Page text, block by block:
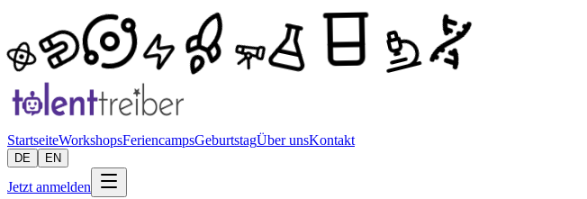
StartseiteWorkshopsFeriencampsGeburtstagÜber unsKontakt
DE EN
Jetzt anmelden